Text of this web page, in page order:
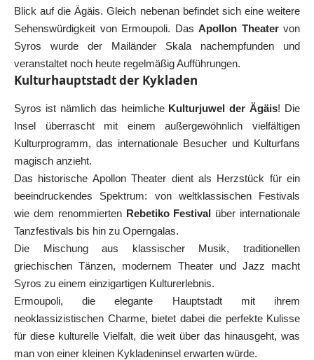
Blick auf die Ägäis. Gleich nebenan befindet sich eine weitere
Sehenswürdigkeit von Ermoupoli. Das Apollon Theatervon
Syros wurde der Mailänder Skala nachempfunden und
veranstaltet noch heute regelmäßig Aufführungen.
Kulturhauptstadt der Kykladen
Syros ist nämlich das heimliche Kulturjuwel der Ägäis! Die
Insel überrascht mit einem außergewöhnlich vielfältigen
Kulturprogramm, das internationale Besucher und Kulturfans
magisch anzieht.
Das historische Apollon Theater dient als Herzstück für ein
beeindruckendes Spektrum: von weltklassischen Festivals
wie dem renommierten Rebetiko Festival über internationale
Tanzfestivals bis hin zu Operngalas.
Die Mischung aus klassischer Musik, traditionellen
griechischen Tänzen, modernem Theater und Jazz macht
Syros zu einem einzigartigen Kulturerlebnis.
Ermoupoli, die elegante Hauptstadt mit ihrem
neoklassizistischen Charme, bietet dabei die perfekte Kulisse
für diese kulturelle Vielfalt, die weit über das hinausgeht, was
man von einer kleinen Kykladeninsel erwarten würde.